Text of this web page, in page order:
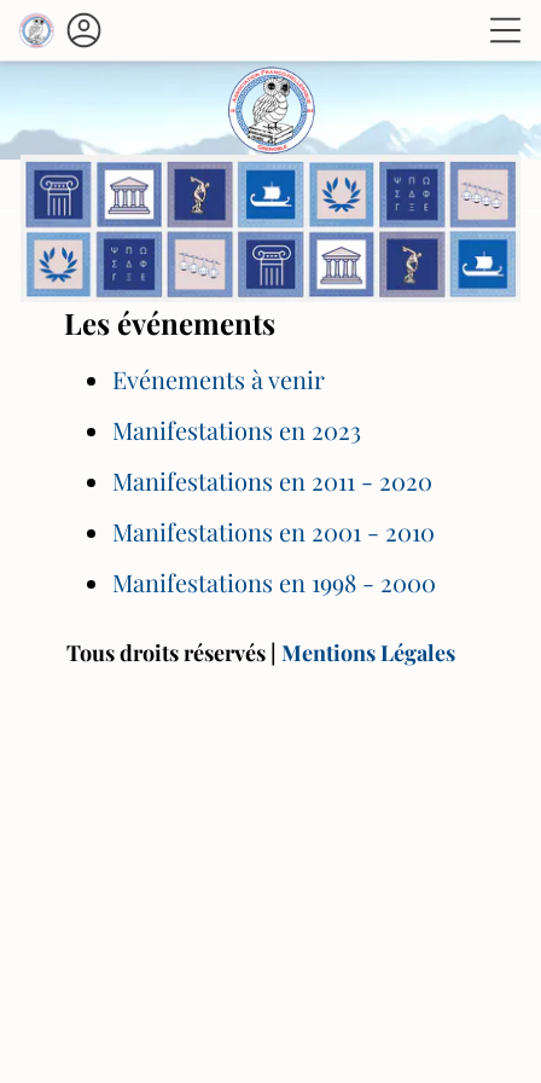
Tous droits réservés | Mentions Légales
Les événements
Evénements à venir
Manifestations en 2023
Manifestations en 2011 - 2020
Manifestations en 2001 - 2010
Manifestations en 1998 - 2000